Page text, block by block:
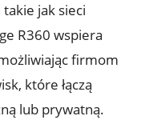
jak sieci
R360 wspiera
firmom
które łączą
lub prywatną.